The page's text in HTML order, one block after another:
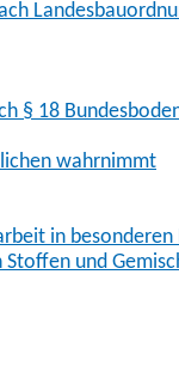
§ 18
wahrnimmt
in
und